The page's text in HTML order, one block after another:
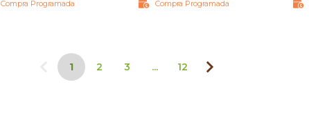
Compra Programada
Compra Programada
1 2 3 ... 12